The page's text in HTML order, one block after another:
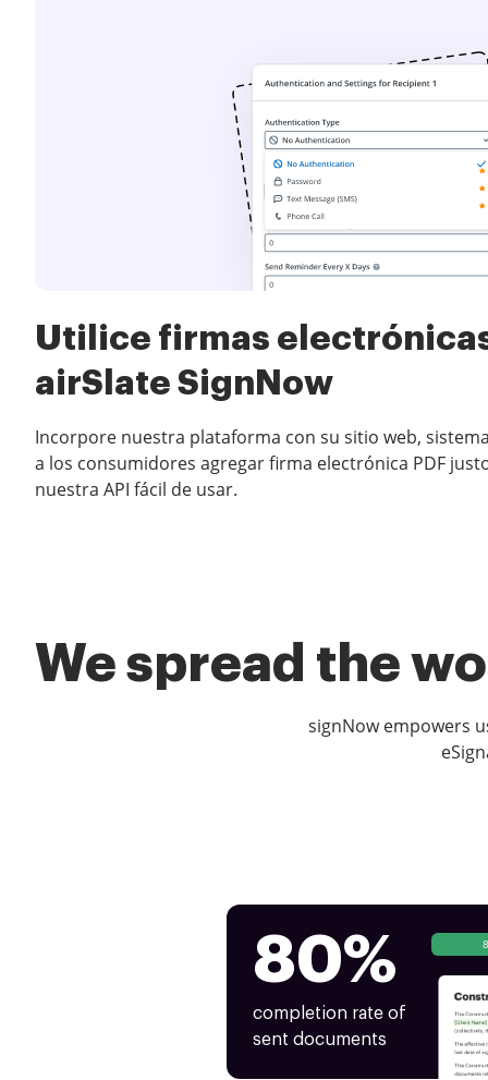
Utilice firmas
airSlate SignNow
Incorpore nuestra plataforma con su sitio web,
a los consumidores agregar firma electrónica PDF
nuestra API fácil de usar.
We spread the
signNow empowers
80%
completion rate of
sent documents